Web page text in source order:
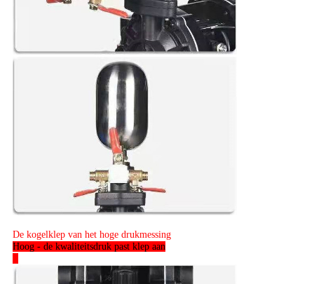
De kogelklep van het hoge drukmessing
Hoog - de kwaliteitsdruk past klep aan